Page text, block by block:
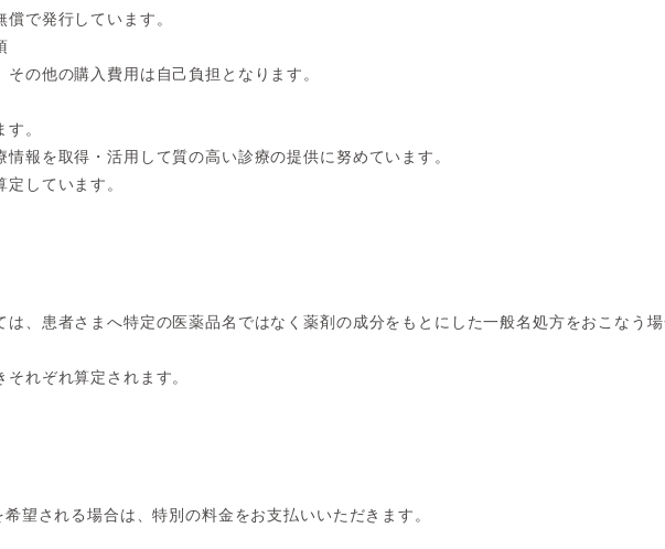
で発行しています。
の他の購入費用は自己負担となります。
。
報を取得・活用して質の高い診療の提供に努めています。
しています。
、患者さまへ特定の医薬品名ではなく薬剤の成分をもとにした一般名処方をおこなう場
れぞれ算定されます。
望される場合は、特別の料金をお支払いいただきます。